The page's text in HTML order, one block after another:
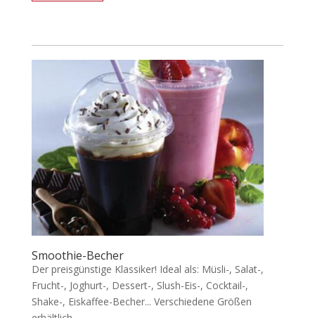
Smoothie-Becher
Der preisgünstige Klassiker! Ideal als: Müsli-, Salat-,
Frucht-, Joghurt-, Dessert-, Slush-Eis-, Cocktail-,
Shake-, Eiskaffee-Becher... Verschiedene Größen